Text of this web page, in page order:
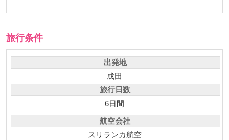
旅行条件
出発地
成田
旅行日数
6日間
航空会社
スリランカ航空